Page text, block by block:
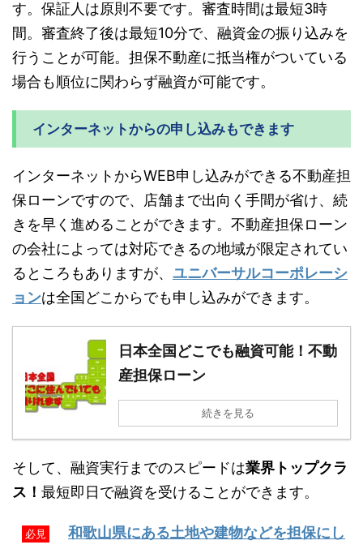
す。保証人は原則不要です。審査時間は最短3時
間。審査終了後は最短10分で、融資金の振り込みを
行うことが可能。担保不動産に抵当権がついている
場合も順位に関わらず融資が可能です。
インターネットからの申し込みもできます
インターネットからWEB申し込みができる不動産担
保ローンですので、店舗まで出向く手間が省け、続
きを早く進めることができます。不動産担保ローン
の会社によっては対応できるの地域が限定されてい
るところもありますが、 ユニバーサルコーポレーシ
ョンは全国どこからでも申し込みができます。
日本全国どこでも融資可能！不動
産担保ローン
続きを見る
そして、融資実行までのスピードは業界トップクラ
ス！ 最短即日で融資を受けることができます。
必見
和歌山県にある土地や建物などを担保にし